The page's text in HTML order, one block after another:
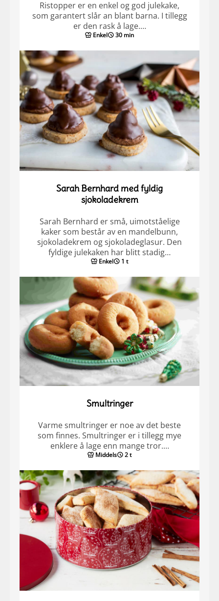
Ristopper er en enkel og god julekake,
som garantert slår an blant barna. I tillegg
er den rask å lage.…
Enkel 30 min
Sarah Bernhard med fyldig
sjokoladekrem
Sarah Bernhard er små, uimotståelige
kaker som består av en mandelbunn,
sjokoladekrem og sjokoladeglasur. Den
fyldige julekaken har blitt stadig…
Enkel 1 t
Smultringer
Varme smultringer er noe av det beste
som finnes. Smultringer er i tillegg mye
enklere å lage enn mange tror.…
Middels 2 t